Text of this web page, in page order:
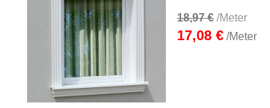
18,97 € /Meter
17,08 € /Meter